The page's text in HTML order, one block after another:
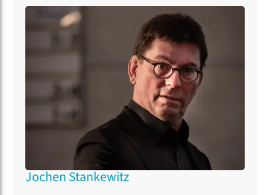
vokale Vielfalt.
Jochen Stankewitz